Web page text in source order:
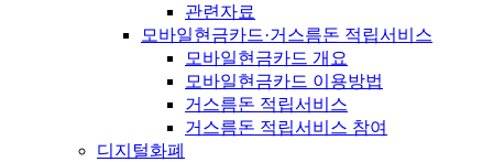
관련자료
모바일현금카드·거스름돈 적립서비스
모바일현금카드 개요
모바일현금카드 이용방법
거스름돈 적립서비스
거스름돈 적립서비스 참여
디지털화폐